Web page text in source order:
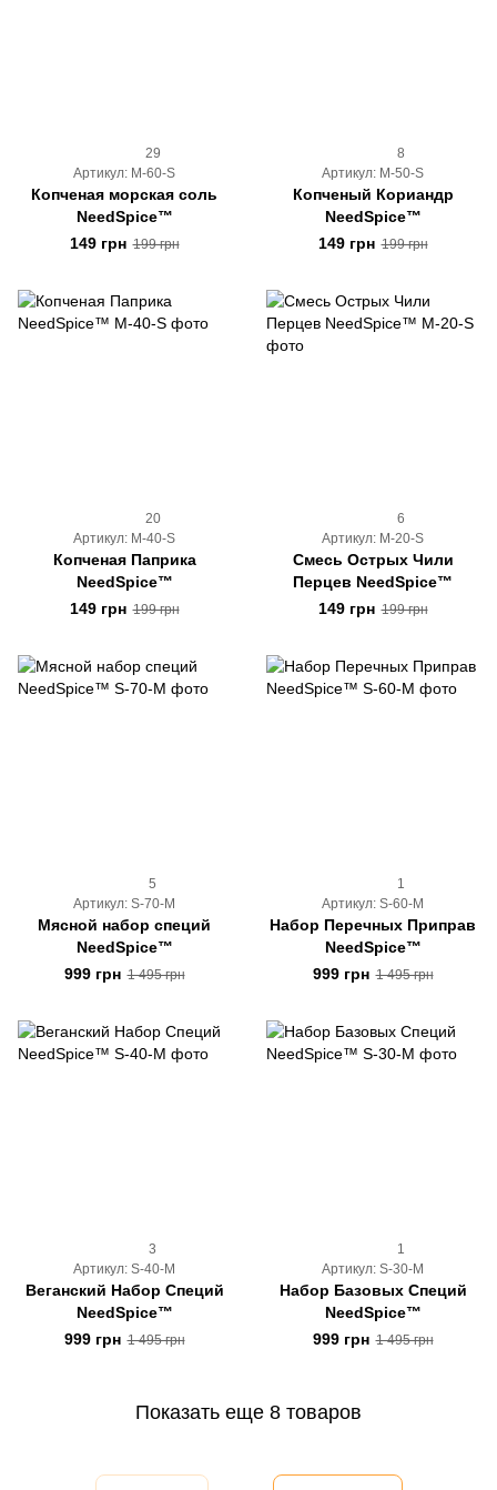
29
Артикул: M-60-S
Копченая морская соль
NeedSpice™
149 грн 199 грн
8
Артикул: M-50-S
Копченый Кориандр
NeedSpice™
149 грн 199 грн
20
Артикул: M-40-S
Копченая Паприка
NeedSpice™
149 грн 199 грн
6
Артикул: M-20-S
Смесь Острых Чили
Перцев NeedSpice™
149 грн 199 грн
5
Артикул: S-70-M
Мясной набор специй
NeedSpice™
999 грн 1 495 грн
1
Артикул: S-60-M
Набор Перечных Приправ
NeedSpice™
999 грн 1 495 грн
3
Артикул: S-40-M
Веганский Набор Специй
NeedSpice™
999 грн 1 495 грн
1
Артикул: S-30-M
Набор Базовых Специй
NeedSpice™
999 грн 1 495 грн
Показать еще 8 товаров